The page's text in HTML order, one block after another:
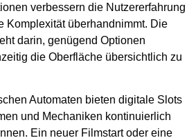
verbessern die Nutzererfahrung
Komplexität überhandnimmt. Die
darin, genügend Optionen
die Oberfläche übersichtlich zu
Automaten bieten digitale Slots
und Mechaniken kontinuierlich
Ein neuer Filmstart oder eine